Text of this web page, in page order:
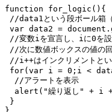
function for_logic(){
//data1という段ボール箱（
var data2 =
//変数iを宣言し、iに0を設
//次に数値ボックスの値の回
//i++はインクリメントとい
for(var i = 0;i <
  //アラートを表示
alert("繰り返し" + i
}